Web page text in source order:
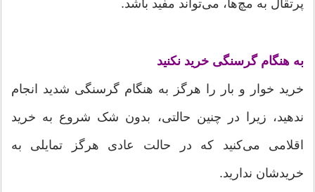
پرتقال به مچ‌ها، می‌تواند مفید باشد.
به هنگام گرسنگی خرید نکنید
خرید خوار و بار را هرگز به هنگام گرسنگی شدید انجام
ندهید، زیرا در چنین حالتی، بدون شک شروع به خرید
اقلامی می‌کنید که در حالت عادی هرگز تمایلی به
خریدشان ندارید.